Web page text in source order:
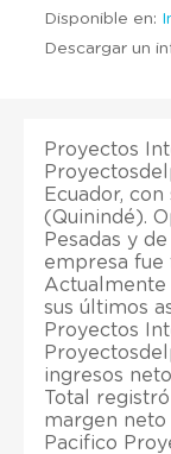
Disponible en:
Descargar un
Proyectos
Ecuador,
(Quinindé).
Pesadas y
empresa fue
Actualmente
sus últimos
Proyectos
ingresos
Total registró
margen neto
Pacifico